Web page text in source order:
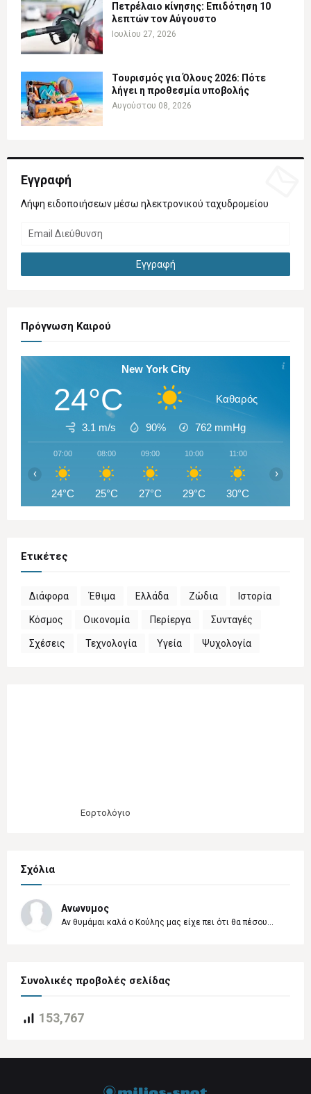
Πετρέλαιο κίνησης: Επιδότηση 10
λεπτών τον Αύγουστο
Ιουλίου 27, 2026
Τουρισμός για Όλους 2026: Πότε
λήγει η προθεσμία υποβολής
Αυγούστου 08, 2026
Εγγραφή
Λήψη ειδοποιήσεων μέσω ηλεκτρονικού ταχυδρομείου
Πρόγνωση Καιρού
New York City
24°C Καθαρός
3.1 m/s 90% 762 mmHg
07:00
24°C
08:00
25°C
09:00
27°C
10:00
29°C
11:00
30°C
‹ ›
Ετικέτες
Διάφορα Έθιμα Ελλάδα Ζώδια Ιστορία
Κόσμος Οικονομία Περίεργα Συνταγές
Σχέσεις Τεχνολογία Υγεία Ψυχολογία
Εορτολόγιο
Σχόλια
Ανωνυμος
Αν θυμάμαι καλά ο Κούλης μας είχε πει ότι θα πέσου...
Συνολικές προβολές σελίδας
153,767